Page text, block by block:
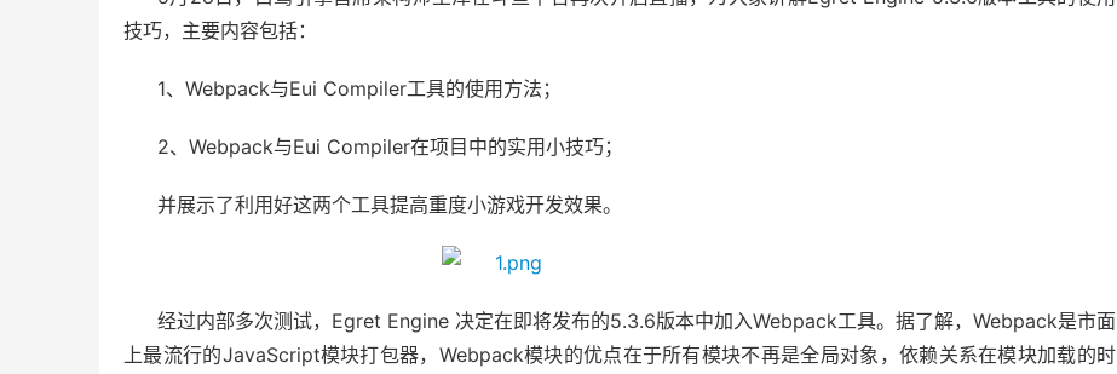
技巧，主要内容包括：
1、 Webpack与Eui Compiler工具的使用方法；
2、 Webpack与Eui Compiler在项目中的实用小技巧；
并展示了利用好这两个工具提高重度小游戏开发效果。
经过内部多次测试，Egret Engine 决定在即将发布的5.3.6版本中加入Webpack工具。据了解，Webpack是市面
上最流行的JavaScript模块打包器，Webpack模块的优点在于所有模块不再是全局对象，依赖关系在模块加载的时